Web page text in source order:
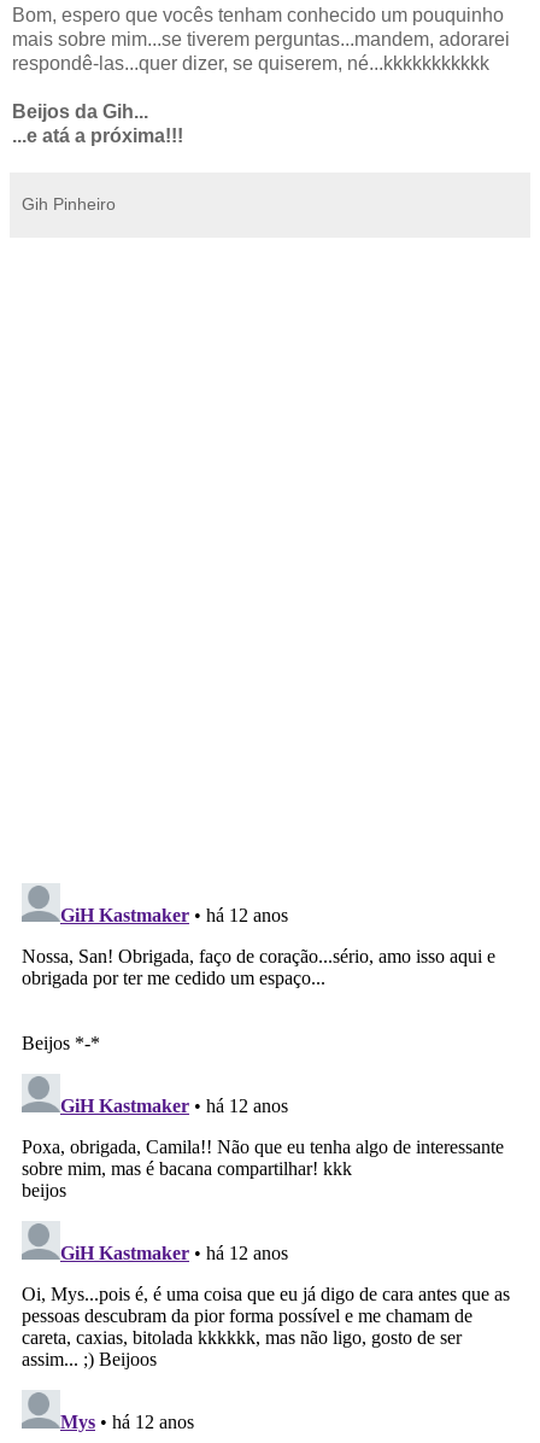
Bom, espero que vocês tenham conhecido um pouquinho
mais sobre mim...se tiverem perguntas...mandem, adorarei
respondê-las...quer dizer, se quiserem, né...kkkkkkkkkkk
Beijos da Gih...
...e atá a próxima!!!
Gih Pinheiro